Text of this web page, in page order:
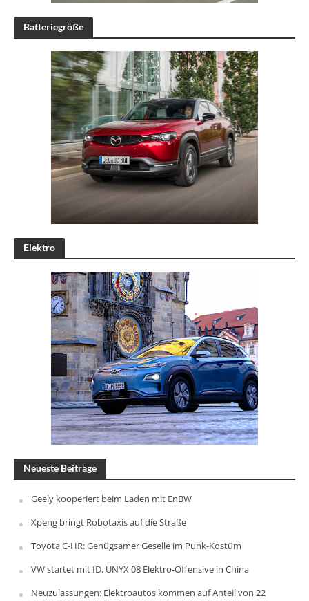
Batteriegröße
Elektro
Neueste Beiträge
Geely kooperiert beim Laden mit EnBW
Xpeng bringt Robotaxis auf die Straße
Toyota C-HR: Genügsamer Geselle im Punk-Kostüm
VW startet mit ID. UNYX 08 Elektro-Offensive in China
Neuzulassungen: Elektroautos kommen auf Anteil von 22